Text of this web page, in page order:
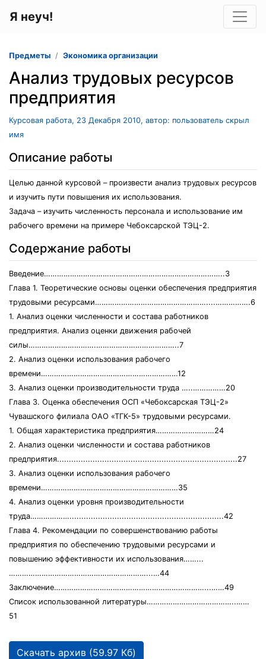
Я неуч!
Предметы Экономика организации
Анализ трудовых ресурсов
предприятия
Курсовая работа, 23 Декабря 2010, автор: пользователь скрыл
имя
Описание работы
Целью данной курсовой – произвести анализ трудовых ресурсов
и изучить пути повышения их использования.
Задача – изучить численность персонала и использование им
рабочего времени на примере Чебоксарской ТЭЦ-2.
Содержание работы
Введение………………………………………………………………………..3
Глава 1. Теоретические основы оценки обеспечения предприятия
трудовыми ресурсами……………………………………………....…………….6
1. Анализ оценки численности и состава работников
предприятия. Анализ оценки движения рабочей
силы………………………….………………………………..7
2. Анализ оценки использования рабочего
времени………………………………………………………12
3. Анализ оценки производительности труда …..……………20
Глава 3. Оценка обеспечения ОСП «Чебоксарская ТЭЦ-2»
Чувашского филиала ОАО «ТГК-5» трудовыми ресурсами.
1. Общая характеристика предприятия………………………24
2. Анализ оценки численности и состава работников
предприятия............................................................................27
3. Анализ оценки использования рабочего
времени………………………………………………………35
4. Анализ оценки уровня производительности
труда……………….................................................................42
Глава 4. Рекомендации по совершенствованию работы
предприятия по обеспечению трудовыми ресурсами и
повышению эффективности их использования……...
………………………………………………………...…44
Заключение……………………………………………………………...……49
Список использованной литературы…………………………………..……
51
Скачать архив (59.97 Кб)